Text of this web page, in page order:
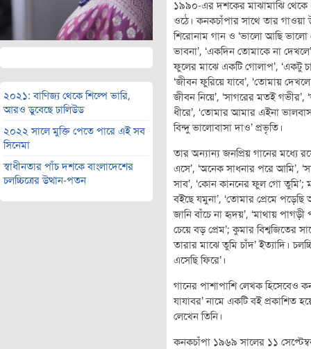
২০২১: বাণিজ্য থেকে শিল্পে ভারি,
আরও ডুবেছে ঢালিউড
২০২২ সালে মুক্তি পেতে পারে এই সব
সিনেমা
স্বাধীনতার পাঁচ দশকে বাংলাদেশের
চলচ্চিত্রের উত্থান-পতন
১৯৯০-এর দশকের মাঝামাঝি থেকে
ওঠে। কনকচাঁপার সাথে তার গাওয়া
শিরোনাম গান ও ‘ভালো আছি ভালো
ভাবনা’, ‘একদিন তোমাকে না
ফুলের মাঝে একটি গোলাপ’, ‘একটু
‘জীবন ফুরিয়ে যাবে’, ‘তোমায়
জীবন নিয়ে’, ‘সাগরের মতই
ধীরে’, ‘তোমার আমার এইনা
বিন্দু ভালোবাসা দাও’ প্রভৃতি।
তার অন্যান্য জনপ্রিয় গানের মধ্যে
এসে’, ‘অনেক সাধনার পরে আমি’,
সাব’, ‘কোন কাননের ফুল গো তুমি’;
বইছে যমুনা’, ‘তোমার প্রেমে পড়েছি
জানি বাঁচে না হৃদয়’, ‘মাথায়
চেয়ে বড় প্রেম’; কুমার বিশ্বজিতের
তারার মাঝে তুমি চাঁদ’ ইত্যাদি।
এসেছি ফিরে’।
গানের পাশাপাশি লেখক হিসেবেও
যাযাবর’ নামে একটি বই প্রকাশিত
লেখেন তিনি।
কনকচাঁপা ১৯৬৯ সালের ১১